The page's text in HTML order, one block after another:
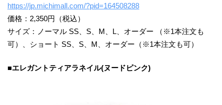
https://jp.michimall.com/?pid=164508288
価格：2,350円（税込）
サイズ：ノーマル SS、S、M、L、オーダー （※1本注文も
可）、ショート SS、S、M、オーダー（※1本注文も可）
■エレガントティアラネイル(ヌードピンク)